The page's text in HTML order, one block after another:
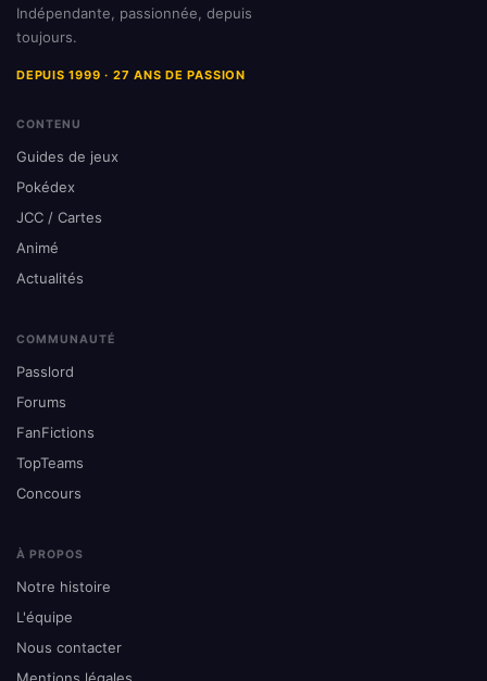
Indépendante, passionnée, depuis
toujours.
DEPUIS 1999 · 27 ANS DE PASSION
CONTENU
Guides de jeux
Pokédex
JCC / Cartes
Animé
Actualités
COMMUNAUTÉ
Passlord
Forums
FanFictions
TopTeams
Concours
À PROPOS
Notre histoire
L'équipe
Nous contacter